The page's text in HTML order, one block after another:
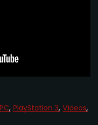
PC PlayStation 3 Vídeos